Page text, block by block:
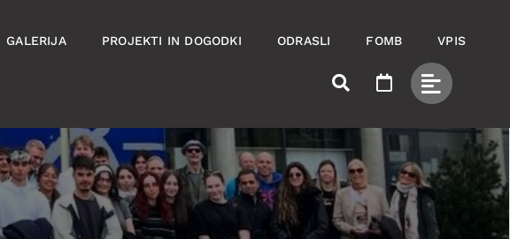
GALERIJA PROJEKTI IN DOGODKI ODRASLI FOMB VPIS